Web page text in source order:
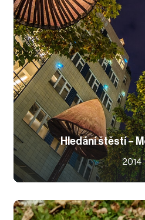
Hledání štěstí –
2014